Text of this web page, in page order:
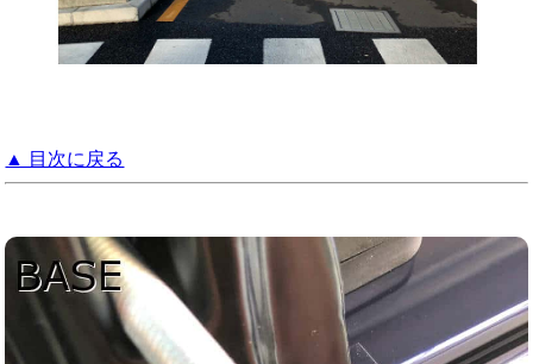
▲ 目次に戻る